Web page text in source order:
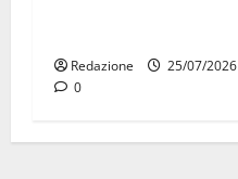
Redazione
25/07/2026
0